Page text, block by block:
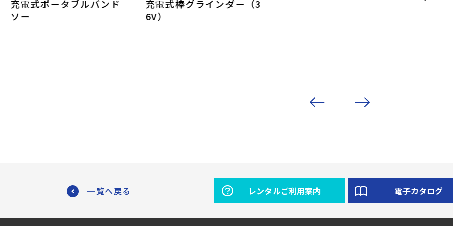
充電式ポータブルバンド
ソー
充電式棒グラインダー（3
6V）
一覧へ戻る レンタルご利用案内 電子カタログ